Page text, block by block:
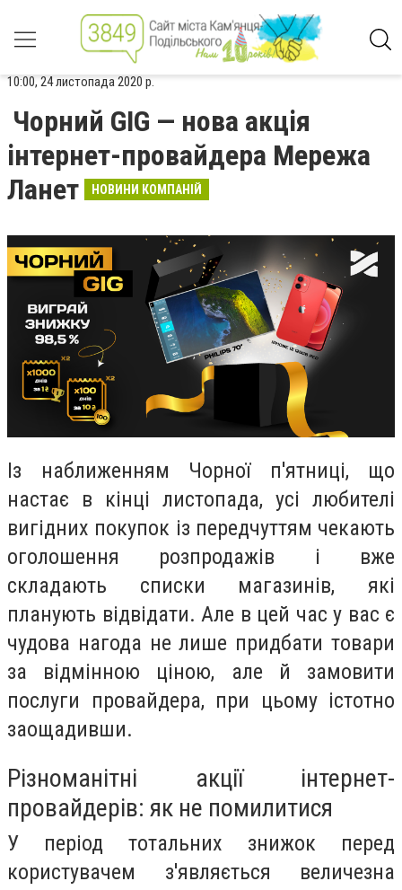
10:00, 24 листопада 2020 р.
Чорний GIG — нова акція
інтернет-провайдера Мережа
Ланет
НОВИНИ КОМПАНІЙ
Із наближенням Чорної п'ятниці, що
настає в кінці листопада, усі любителі
вигідних покупок із передчуттям чекають
оголошення розпродажів і вже
складають списки магазинів, які
планують відвідати. Але в цей час у вас є
чудова нагода не лише придбати товари
за відмінною ціною, але й замовити
послуги провайдера, при цьому істотно
заощадивши.
Різноманітні акції інтернет-
провайдерів: як не помилитися
У період тотальних знижок перед
користувачем з'являється величезна